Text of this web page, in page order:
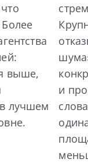
выше,
лучшем
и